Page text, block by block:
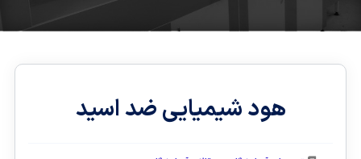
هود شیمیایی ضد اسید